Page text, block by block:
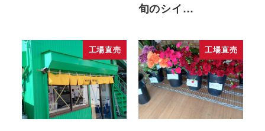
旬のシイ…
工場直売 工場直売